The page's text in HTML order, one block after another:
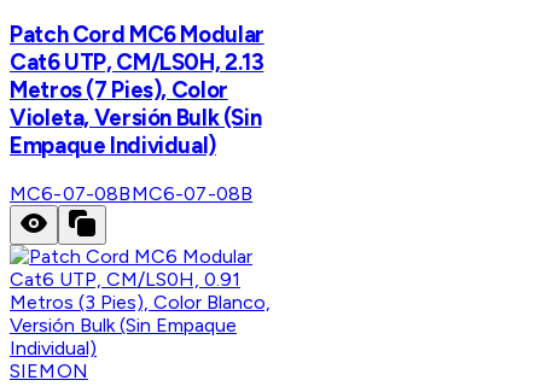
Patch Cord MC6 Modular
Cat6 UTP, CM/LS0H, 2.13
Metros (7 Pies), Color
Violeta, Versión Bulk (Sin
Empaque Individual)
MC6-07-08BMC6-07-08B
SIEMON